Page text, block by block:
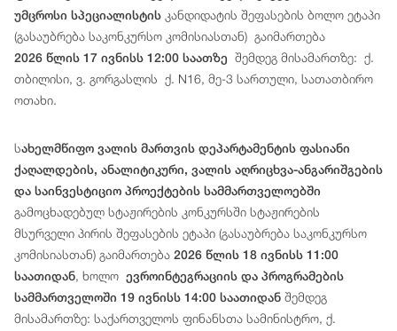
უმცროსი სპეციალისტის კანდიდატის შეფასების ბოლო ეტაპი
(გასაუბრება საკონკურსო კომისიასთან) გაიმართება
2026 წლის 17 ივნისს 12:00 საათზე შემდეგ მისამართზე: ქ.
თბილისი, ვ. გორგასლის ქ. N16, მე-3 სართული, სათათბირო
ოთახი.
სახელმწიფო ვალის მართვის დეპარტამენტის ფასიანი
ქაღალდების, ანალიტიკური, ვალის აღრიცხვა-ანგარიშგების
და საინვესტიციო პროექტების სამმართველოებში
გამოცხადებულ სტაჟირების კონკურსში სტაჟირების
მსურველი პირის შეფასების ეტაპი (გასაუბრება საკონკურსო
კომისიასთან) გაიმართება 2026 წლის 18 ივნისს 11:00
საათიდან, ხოლო ევროინტეგრაციის და პროგრამების
სამმართველოში 19 ივნისს 14:00 საათიდან შემდეგ
მისამართზე: საქართველოს ფინანსთა სამინისტრო, ქ.